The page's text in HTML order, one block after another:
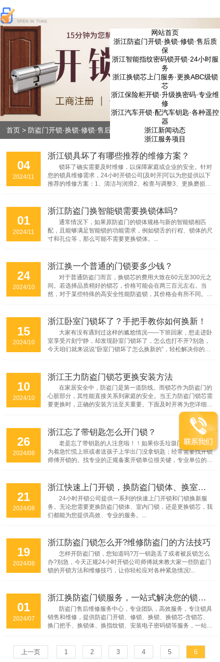
网站首页
浙江防盗门开锁·换锁·修锁·售后质
保
浙江智能指纹密码锁开锁·24小时服
务
浙江换锁芯上门服务·更换ABC级锁
芯
浙江保险柜开锁·升级换密码·专业维
修
浙江汽车开锁·配汽车钥匙·各种遥控
器
浙江新闻动态
浙江服务项目
首页> 防盗门开锁·换锁·修锁·售后质保
04
2024/11
浙江锁具坏了有哪些推荐的维修方案？
锁坏了确实需要及时维修，以保障家庭或企业的安全。针对
您的锁具维修需求，24小时开锁公司[及时开]可以为您提供以下
推荐的维修方案：1、清洁与润滑2、检查与调整3、更换磨损部
01
2024/11
浙江防盗门换智能锁需要换锁体吗?
通常情况下，如果原防盗门的锁体规格与新的智能锁相匹
配，且能够满足智能锁的功能需求，例如锁舌的行程、锁体的尺
寸和孔位等，那么可能不需要更换锁体。...
24
2024/10
浙江换一个普通的门锁要多少钱？
对于普通防盗门而言，换锁芯的费用大致在60元至300元之
间。若选择品质稍好的锁芯，价格可能会在两三百元左右。当
然，对于某些特殊的高安全性能防盗锁，其价格会有所不同。如
15
2024/10
浙江卧室门锁坏了？手把手教你如何换新！
大家有没有遇到过这样的尴尬情况——下班回家，想走进卧
室享受片刻宁静，却发现卧室门锁坏了，怎么也打不开?别急，
今天咱们就来说说“卧室门锁坏了怎么换新的”，轻松解决你的烦
10
2024/10
浙江王力防盗门锁芯更换安装方法
在家居安全中，防盗门是第一道防线。而锁芯作为防盗门的
心脏部分，其性能直接关系到家庭的安全。当王力防盗门锁芯需
要更换时，正确的安装方法至关重要。下面及时开将为您详细介
绍王力防盗门锁芯的更换安装步骤，帮助您轻松完成换锁工
26
2024/08
浙江忘了带钥匙怎么开门锁？
老是忘了带钥匙的人注意啦！！如果你丢垃圾门被锁了；因
为着急忙慌上班或者送孩子上学出门没拿钥匙；经常需要找开锁
师傅开锁的。找专业的正规备案开锁单位很关键，专业单位的开
21
2024/08
浙江快速上门开锁，换防盗门锁体、换室内门锁-含材料、换锁芯-含锁芯服务
24小时开锁公司提供一系列的快速上门开锁和门锁换新服
务。无论您需要更换防盗门锁体、室内门锁，还是更换锁芯，我
们都能为您提供高效、专业的服务。...
19
2024/08
浙江防盗门锁怎么开?维修防盗门的方法技巧
怎样开防盗门锁，您知道吗?万一钥匙丢了或者被反锁怎么
办?别急，今天正规24小时开锁公司师傅就来教大家一些防盗门
锁的开锁方法和维修技巧，让你轻松应对各种紧急情况!...
01
2024/07
浙江换防盗门锁服务，一站式解决您的锁具需求！
防盗门售后维修服务中心，专业团队，高效服务，专注锁具
销售和维修，提供防盗门开锁、修锁、换锁、换锁芯-含锁芯、
换门把手、换锁体、换指纹锁、安装电子密码锁等服务，一站式
上一页 1 2 3 4 5 6